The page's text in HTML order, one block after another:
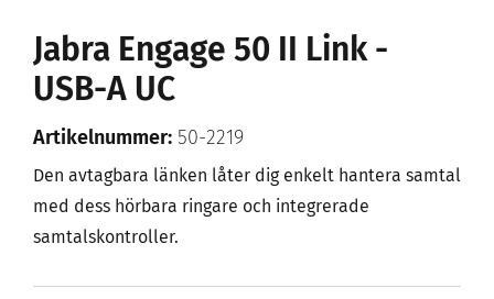
Jabra Engage 50 II Link -
USB-A UC
Artikelnummer: 50-2219
Den avtagbara länken låter dig enkelt hantera samtal
med dess hörbara ringare och integrerade
samtalskontroller.